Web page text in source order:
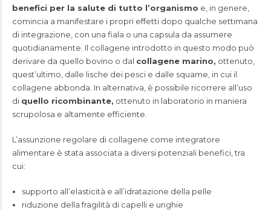
benefici per la salute di tutto l’organismo e, in genere,
comincia a manifestare i propri effetti dopo qualche settimana
di integrazione, con una fiala o una capsula da assumere
quotidianamente. Il collagene introdotto in questo modo può
derivare da quello bovino o dal collagene marino, ottenuto,
quest’ultimo, dalle lische dei pesci e dalle squame, in cui il
collagene abbonda. In alternativa, è possibile ricorrere all’uso
di quello ricombinante, ottenuto in laboratorio in maniera
scrupolosa e altamente efficiente.
L’assunzione regolare di collagene come integratore
alimentare è stata associata a diversi potenziali benefici, tra
cui:
supporto all’elasticità e all’idratazione della pelle
riduzione della fragilità di capelli e unghie